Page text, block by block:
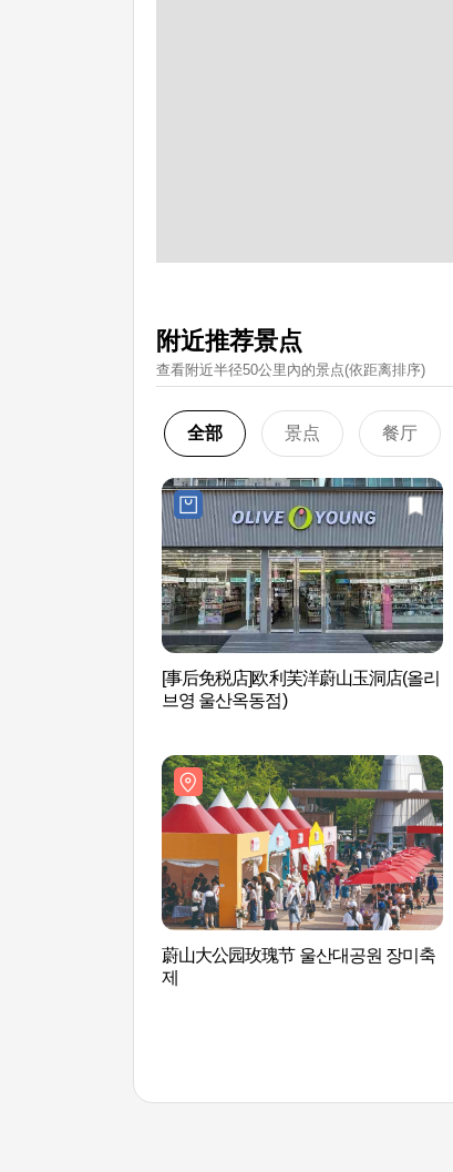
附近推荐景点
查看附近半径50公里內的景点(依距离排序)
全部 景点 餐厅
[事后免税店]欧利芙洋蔚山玉洞店(올리
브영 울산옥동점)
蔚山大公园玫瑰节 울산대공원 장미축
제